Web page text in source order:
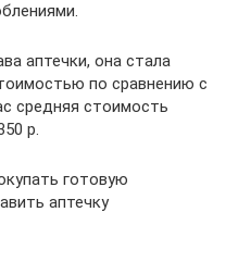
аптечки, она стала
по сравнению с
средняя стоимость
р.
готовую
аптечку